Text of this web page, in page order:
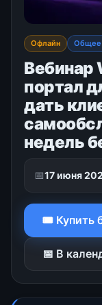
Офлайн Общее
Вебинар
портал
дать
недель
📅17 июня
🎟 Купить
📅 В